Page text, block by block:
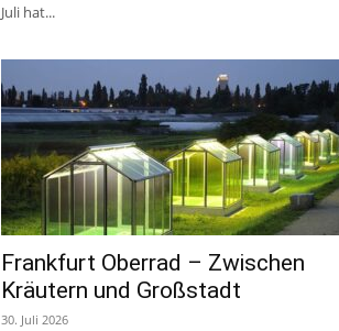
Juli hat...
Frankfurt Oberrad – Zwischen
Kräutern und Großstadt
30. Juli 2026